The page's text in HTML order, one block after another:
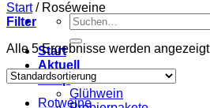
Suchen
nach:
Start
Aktuell
Shop
Glühwein
Start /Roséweine
Filter
Alle 5 Ergebnisse werden angezeigt
Rotweine